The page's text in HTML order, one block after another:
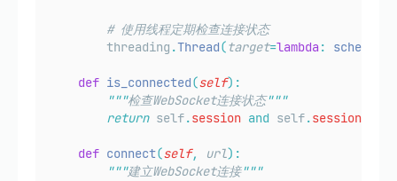
# 使用线程定期检查连接状态
        threading
.Thread(target=lambda: schedule
def is_connected(self):
"""检查WebSocket连接状态"""
return self.session and self.session
def connect(self, url):
"""建立WebSocket连接"""